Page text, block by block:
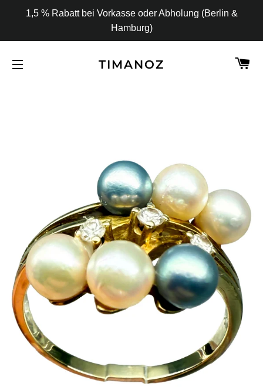
1,5 % Rabatt bei Vorkasse oder Abholung (Berlin &
Hamburg)
TIMANOZ